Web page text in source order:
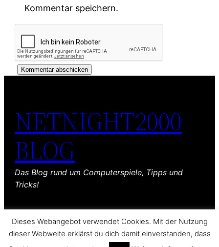
Kommentar speichern.
NETNIGHT2000
BLOG
Das Blog rund um Computerspiele, Tipps und
Tricks!
Dieses Webangebot verwendet Cookies. Mit der Nutzung
dieser Webweite erklärst du dich damit einverstanden, dass